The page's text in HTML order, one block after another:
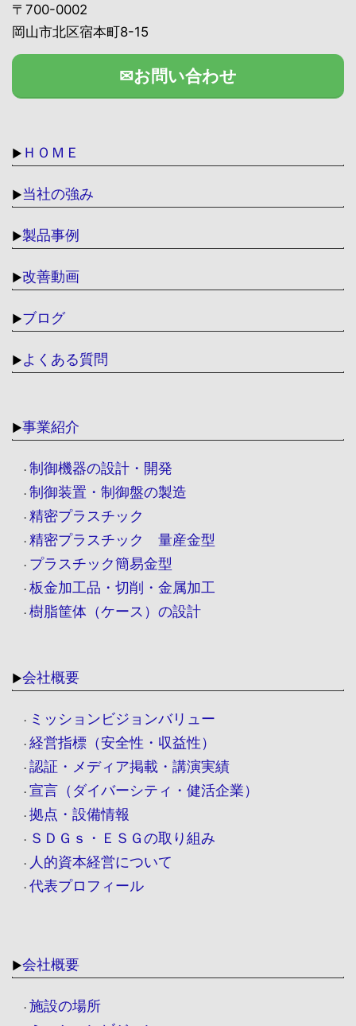
〒700-0002
岡山市北区宿本町8-15
✉お問い合わせ
▶ ＨＯＭＥ
▶当社の強み
▶製品事例
▶改善動画
▶ブログ
▶よくある質問
▶事業紹介
・ 制御機器の設計・開発
・ 制御装置・制御盤の製造
・ 精密プラスチック
・ 精密プラスチック 量産金型
・ プラスチック簡易金型
・ 板金加工品・切削・金属加工
・ 樹脂筐体（ケース）の設計
▶会社概要
・ ミッションビジョンバリュー
・ 経営指標（安全性・収益性）
・ 認証・メディア掲載・講演実績
・ 宣言（ダイバーシティ・健活企業）
・ 拠点・設備情報
・ ＳＤＧｓ・ＥＳＧの取り組み
・ 人的資本経営について
・ 代表プロフィール
▶会社概要
・ 施設の場所